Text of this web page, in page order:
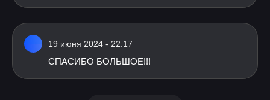
19 июня 2024 - 22:17
СПАСИБО БОЛЬШОЕ!!!